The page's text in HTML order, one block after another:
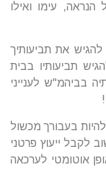
עימו ואילו
את תביעותיך
תביעותיו בבית
בביהמ"ש לענייני
להיות בעבורך מכשול
לקבל ייעוץ פרטני
אוטומטי לערכאה